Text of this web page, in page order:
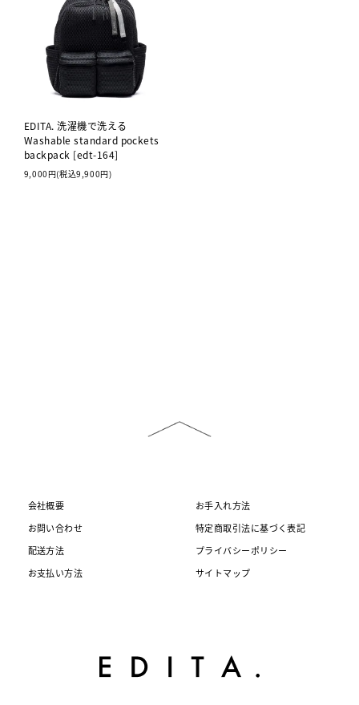
EDITA. 洗濯機で洗える
Washable standard pockets
backpack [edt-164]
9,000円(税込9,900円)
会社概要
お問い合わせ
配送方法
お支払い方法
お手入れ方法
特定商取引法に基づく表記
プライバシーポリシー
サイトマップ